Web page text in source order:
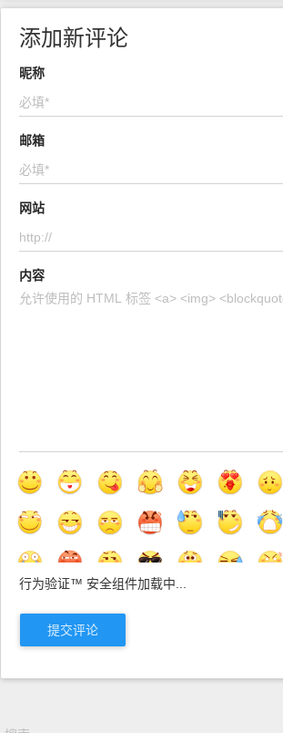
添加新评论
昵称
邮箱
网站
内容
行为验证™ 安全组件加载中...
提交评论